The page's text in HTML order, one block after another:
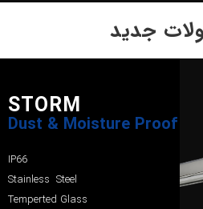
جدید
STORM
Dust & Moisture Proof
IP66
Temperted Glass